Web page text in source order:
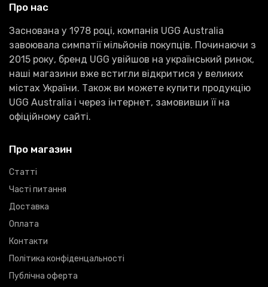
Про нас
Заснована у 1978 році, компанія UGG Australia
завоювала симпатії мільйонів покупців. Починаючи з
2015 року, бренд UGG увійшов на український ринок,
наші магазини вже встигли відкритися у великих
містах України. Також ви можете купити продукцію
UGG Australia і через інтернет, замовивши її на
офіційному сайті.
Про магазин
Статті
Часті питання
Доставка
Оплата
Контакти
Політика конфіденцальності
Публічна оферта